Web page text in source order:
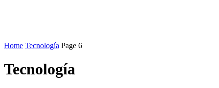
Home Tecnología Page 6
Tecnología